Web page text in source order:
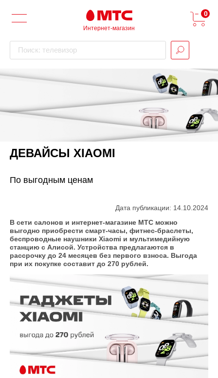
Интернет-магазин
Поиск: телевизор
0
ДЕВАЙСЫ XIAOMI
По выгодным ценам
Дата публикации: 14.10.2024
В сети салонов и интернет-магазине МТС можно
выгодно приобрести смарт-часы, фитнес-браслеты,
беспроводные наушники Xiaomi и мультимедийную
станцию с Алисой. Устройства предлагаются в
рассрочку до 24 месяцев без первого взноса. Выгода
при их покупке составит до 270 рублей.